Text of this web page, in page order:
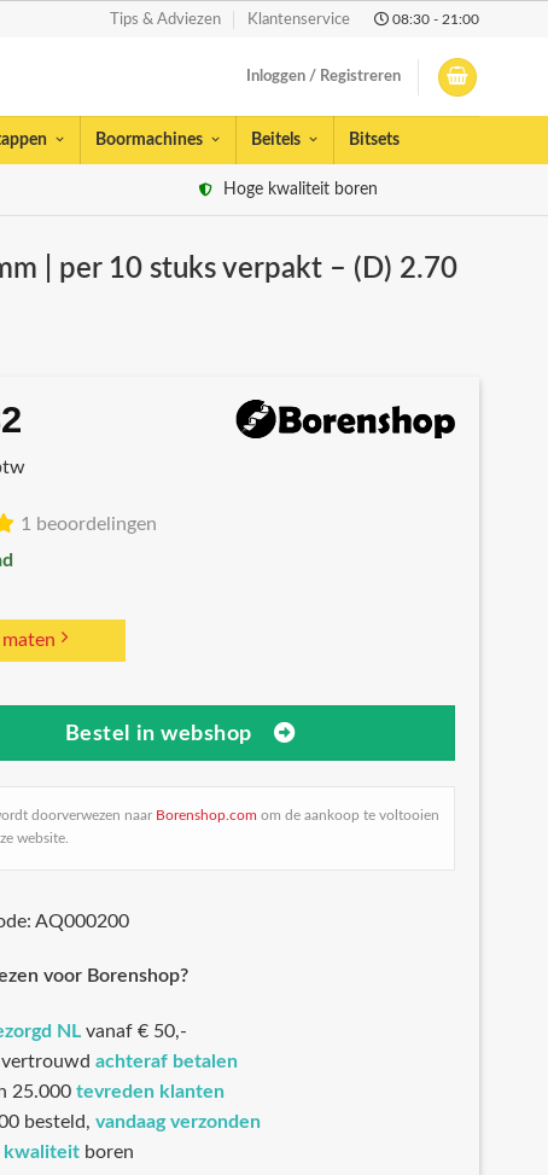
Tips & Adviezen Klantenservice 08:30 - 21:00
Inloggen / Registreren
Boormachines Beitels Bitsets
Hoge kwaliteit boren
| per 10 stuks verpakt – (D) 2.70
prijs
€7,32.
1 beoordelingen
Bestel in webshop
doorverwezen naar Borenshop.com om de aankoop te voltooien
website.
AQ000200
voor Borenshop?
NL vanaf € 50,-
achteraf betalen
25.000 tevreden klanten
besteld, vandaag verzonden
kwaliteit boren